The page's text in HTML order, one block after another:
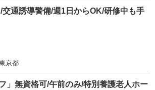
通誘導警備/週1日からOK/研修中も手
京都
」無資格可/午前のみ/特別養護老人ホー